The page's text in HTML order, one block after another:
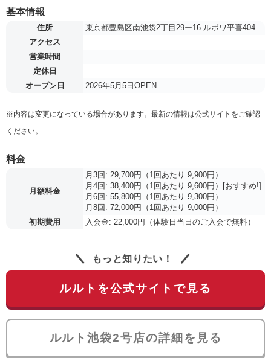
基本情報
住所
東京都豊島区南池袋2丁目29ー16 ルボワ平喜404
アクセス
営業時間
定休日
オープン日
2026年5月5日OPEN
※内容は変更になっている場合があります。最新の情報は公式サイトをご確認
ください。
料金
月額料金
月3回: 29,700円（1回あたり 9,900円）
月4回: 38,400円（1回あたり 9,600円）[おすすめ!]
月6回: 55,800円（1回あたり 9,300円）
月8回: 72,000円（1回あたり 9,000円）
初期費用
入会金: 22,000円（体験日当日のご入会で無料）
もっと知りたい！
ルルトを公式サイトで見る
ルルト池袋2号店の詳細を見る